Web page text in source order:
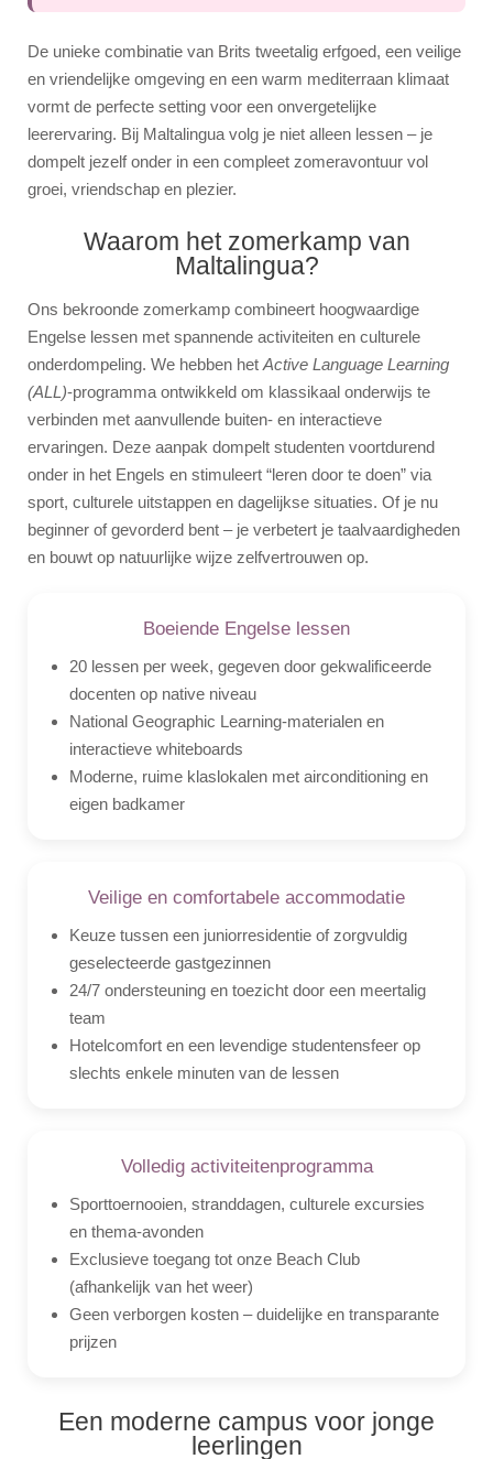
Groepsleiders
Prijzen & Data
Vliegbegeleider
Offerte
Video
De unieke combinatie van Brits tweetalig erfgoed, een veilige
en vriendelijke omgeving en een warm mediterraan klimaat
vormt de perfecte setting voor een onvergetelijke
leerervaring. Bij Maltalingua volg je niet alleen lessen – je
dompelt jezelf onder in een compleet zomeravontuur vol
groei, vriendschap en plezier.
Waarom het zomerkamp van
Maltalingua?
Ons bekroonde zomerkamp combineert hoogwaardige
Engelse lessen met spannende activiteiten en culturele
onderdompeling. We hebben het Active Language Learning
(ALL)-programma ontwikkeld om klassikaal onderwijs te
verbinden met aanvullende buiten- en interactieve
ervaringen. Deze aanpak dompelt studenten voortdurend
onder in het Engels en stimuleert “leren door te doen” via
sport, culturele uitstappen en dagelijkse situaties. Of je nu
beginner of gevorderd bent – je verbetert je taalvaardigheden
en bouwt op natuurlijke wijze zelfvertrouwen op.
Boeiende Engelse lessen
20 lessen per week, gegeven door gekwalificeerde
docenten op native niveau
National Geographic Learning-materialen en
interactieve whiteboards
Moderne, ruime klaslokalen met airconditioning en
eigen badkamer
Veilige en comfortabele accommodatie
Keuze tussen een juniorresidentie of zorgvuldig
geselecteerde gastgezinnen
24/7 ondersteuning en toezicht door een meertalig
team
Hotelcomfort en een levendige studentensfeer op
slechts enkele minuten van de lessen
Volledig activiteitenprogramma
Sporttoernooien, stranddagen, culturele excursies
en thema-avonden
Exclusieve toegang tot onze Beach Club
(afhankelijk van het weer)
Geen verborgen kosten – duidelijke en transparante
prijzen
Een moderne campus voor jonge
leerlingen